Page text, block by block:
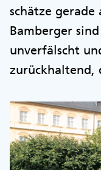
schätze gerade
Bamberger
unverfälscht
zurückhaltend,